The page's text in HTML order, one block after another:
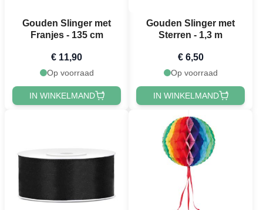
Gouden Slinger met
Franjes - 135 cm
€ 11,90
Op voorraad
IN WINKELMAND
Gouden Slinger met
Sterren - 1,3 m
€ 6,50
Op voorraad
IN WINKELMAND